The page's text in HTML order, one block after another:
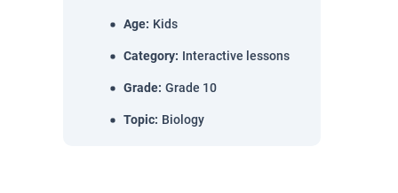
Age: Kids
Category: Interactive lessons
Grade: Grade 10
Topic: Biology